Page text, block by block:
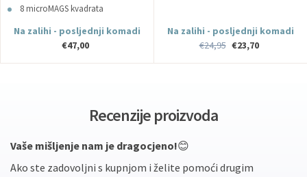
8 microMAGS kvadrata
trokuta
2 pravokutna trokuta
4 jednakokračna trokuta
Na zalihi - posljednji komadi
€47,00
Na zalihi - posljednji komadi
€24,95 €23,70
Recenzije proizvoda
Vaše mišljenje nam je dragocjeno!😊
Ako ste zadovoljni s kupnjom i želite pomoći drugim